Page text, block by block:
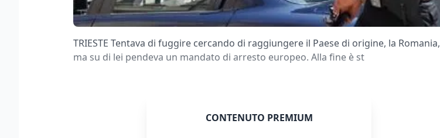
TRIESTE Tentava di fuggire cercando di raggiungere il Paese di origine, la Romania,
ma su di lei pendeva un mandato di arresto europeo. Alla fine è st
CONTENUTO PREMIUM